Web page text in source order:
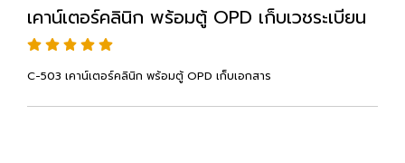
เคาน์เตอร์คลินิก พร้อมตู้ OPD เก็บเวชระเบียน
C-503 เคาน์เตอร์คลินิก พร้อมตู้ OPD เก็บเอกสาร